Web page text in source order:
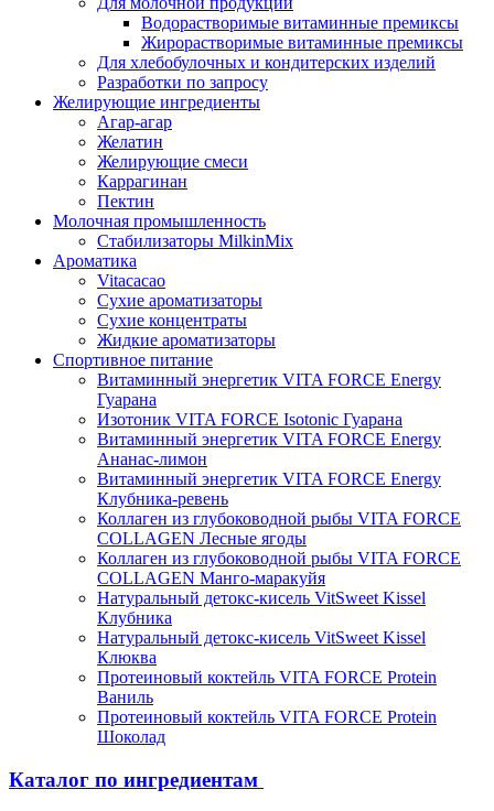
Водорастворимые витаминные премиксы
Жирорастворимые витаминные премиксы
Для хлебобулочных и кондитерских изделий
Разработки по запросу
Желирующие ингредиенты
Агар-агар
Желатин
Желирующие смеси
Каррагинан
Пектин
Молочная промышленность
Стабилизаторы MilkinMix
Ароматика
Vitacacao
Сухие ароматизаторы
Сухие концентраты
Жидкие ароматизаторы
Спортивное питание
Витаминный энергетик VITA FORCE Energy
Гуарана
Изотоник VITA FORCE Isotonic Гуарана
Витаминный энергетик VITA FORCE Energy
Ананас-лимон
Витаминный энергетик VITA FORCE Energy
Клубника-ревень
Коллаген из глубоководной рыбы VITA FORCE
COLLAGEN Лесные ягоды
Коллаген из глубоководной рыбы VITA FORCE
COLLAGEN Манго-маракуйя
Натуральный детокс-кисель VitSweet Kissel
Клубника
Натуральный детокс-кисель VitSweet Kissel
Клюква
Протеиновый коктейль VITA FORCE Protein
Ваниль
Протеиновый коктейль VITA FORCE Protein
Шоколад
Каталог по ингредиентам